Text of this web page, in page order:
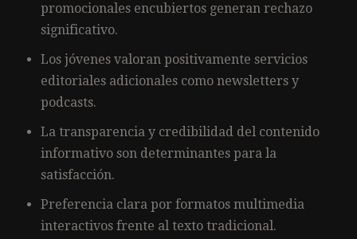
promocionales encubiertos generan rechazo
significativo.
Los jóvenes valoran positivamente servicios
editoriales adicionales como newsletters y
podcasts.
La transparencia y credibilidad del contenido
informativo son determinantes para la
satisfacción.
Preferencia clara por formatos multimedia
interactivos frente al texto tradicional.